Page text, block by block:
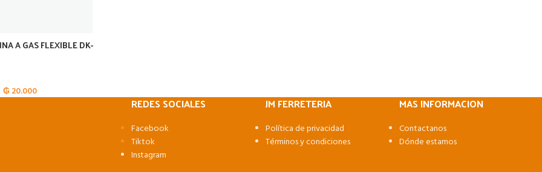
A GAS FLEXIBLE DK-
₲ 20.000
REDES SOCIALES
Facebook
Tiktok
Instagram
JM FERRETERIA
Política de privacidad
Términos y condiciones
MAS INFORMACION
Contactanos
Dónde estamos